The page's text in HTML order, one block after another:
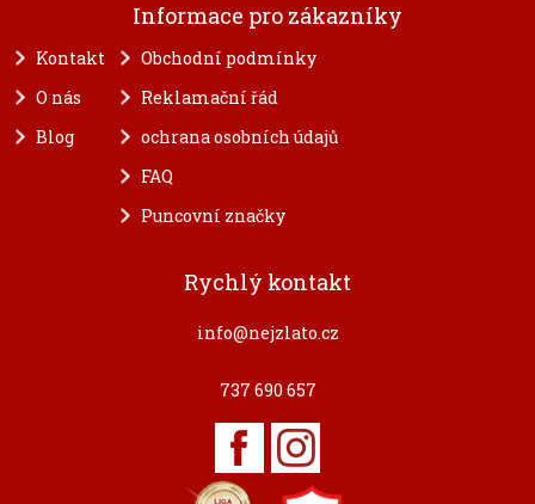
Informace pro zákazníky
Kontakt
O nás
Blog
Obchodní podmínky
Reklamační řád
ochrana osobních údajů
FAQ
Puncovní značky
Rychlý kontakt
info@nejzlato.cz
737 690 657